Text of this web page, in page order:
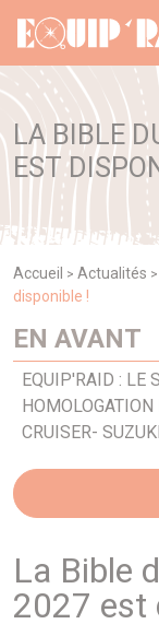
LA BIBLE
EST
Accueil > Actualités >
disponible !
EN AVANT
EQUIP'RAID : LE
CRUISER-
La Bible
2027 est
Panneau de gestion